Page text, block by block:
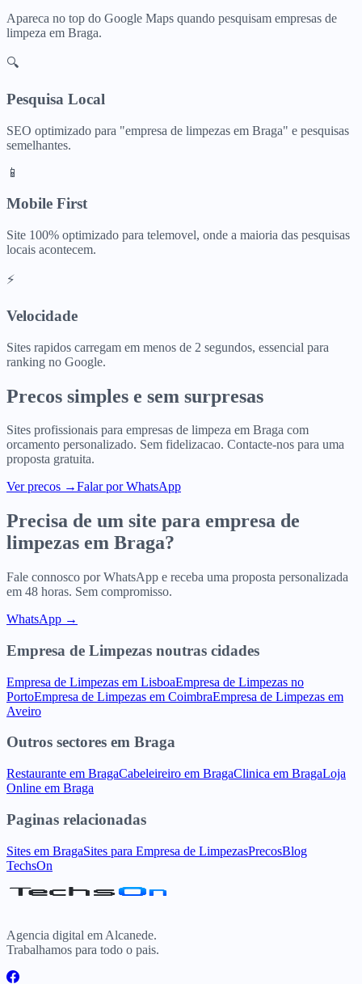
Apareca no top do Google Maps quando pesquisam empresas de
limpeza em Braga.
🔍
Pesquisa Local
SEO optimizado para "empresa de limpezas em Braga" e pesquisas
semelhantes.
📱
Mobile First
Site 100% optimizado para telemovel, onde a maioria das pesquisas
locais acontecem.
⚡
Velocidade
Sites rapidos carregam em menos de 2 segundos, essencial para
ranking no Google.
Precos simples e sem surpresas
Sites profissionais para empresas de limpeza em Braga com
orcamento personalizado. Sem fidelizacao. Contacte-nos para uma
proposta gratuita.
Ver precos →Falar por WhatsApp
Precisa de um site para empresa de
limpezas em Braga?
Fale connosco por WhatsApp e receba uma proposta personalizada
em 48 horas. Sem compromisso.
WhatsApp →
Empresa de Limpezas noutras cidades
Empresa de Limpezas em LisboaEmpresa de Limpezas no
PortoEmpresa de Limpezas em CoimbraEmpresa de Limpezas em
Aveiro
Outros sectores em Braga
Restaurante em BragaCabeleireiro em BragaClinica em BragaLoja
Online em Braga
Paginas relacionadas
Sites em BragaSites para Empresa de LimpezasPrecosBlog
TechsOn
Agencia digital em Alcanede.
Trabalhamos para todo o pais.